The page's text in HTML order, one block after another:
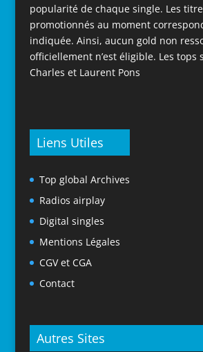
popularité de chaque single. Les
promotionnés au moment
indiquée. Ainsi, aucun gold non
officiellement n’est éligible. Les tops
Charles et Laurent Pons
Liens Utiles
Top global Archives
Radios airplay
Digital singles
Mentions Légales
CGV et CGA
Contact
Autres Sites